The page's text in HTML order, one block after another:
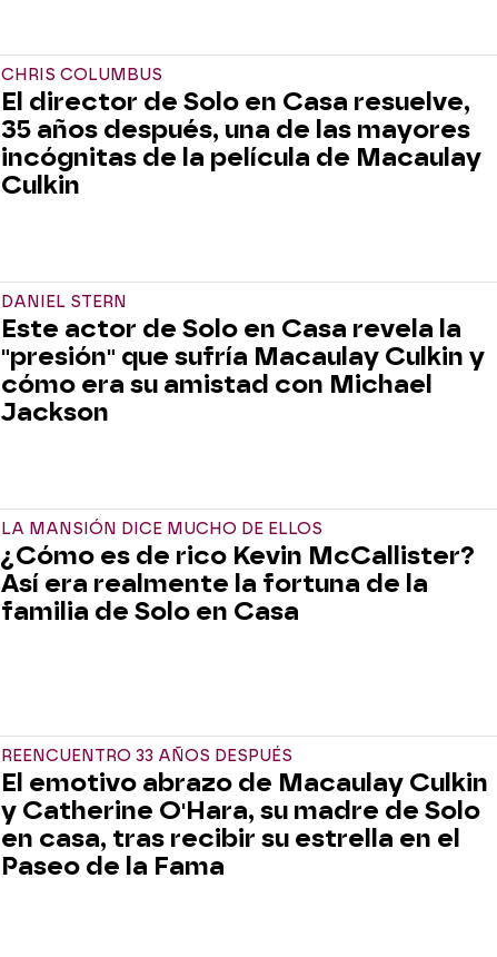
CHRIS COLUMBUS
El director de Solo en Casa resuelve,
35 años después, una de las mayores
incógnitas de la película de Macaulay
Culkin
DANIEL STERN
Este actor de Solo en Casa revela la
"presión" que sufría Macaulay Culkin y
cómo era su amistad con Michael
Jackson
LA MANSIÓN DICE MUCHO DE ELLOS
¿Cómo es de rico Kevin McCallister?
Así era realmente la fortuna de la
familia de Solo en Casa
REENCUENTRO 33 AÑOS DESPUÉS
El emotivo abrazo de Macaulay Culkin
y Catherine O'Hara, su madre de Solo
en casa, tras recibir su estrella en el
Paseo de la Fama